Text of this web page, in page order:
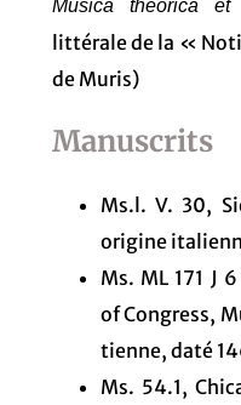
Musica theorica et
littérale de la «
de Muris)
Manuscrits
Ms.l. V. 30,
origine
Ms. ML 171 J
of Congress,
tienne, daté
Ms. 54.1,